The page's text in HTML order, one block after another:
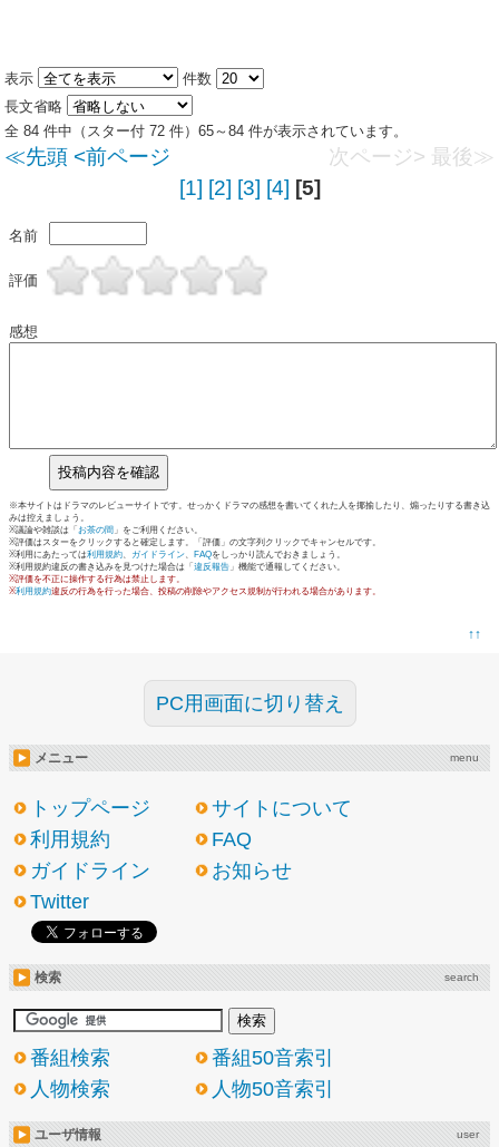
表示
件数
長文省略
全 84 件中（スター付 72 件）65～84 件が表示されています。
≪先頭 <前ページ 次ページ> 最後≫
[1] [2] [3] [4] [5]
名前
評価
感想
※本サイトはドラマのレビューサイトです。せっかくドラマの感想を書いてくれた人を揶揄したり、煽ったりする書き込
みは控えましょう。
※議論や雑談は「 お茶の間 」をご利用ください。
※評価はスターをクリックすると確定します。「評価」の文字列クリックでキャンセルです。
※利用にあたっては利用規約、 ガイドライン、 FAQをしっかり読んでおきましょう。
※利用規約違反の書き込みを見つけた場合は「 違反報告 」機能で通報してください。
※評価を不正に操作する行為は禁止します。
※利用規約違反の行為を行った場合、投稿の削除やアクセス規制が行われる場合があります。
↑↑
PC用画面に切り替え
メニュー menu
トップページ
サイトについて
利用規約
FAQ
ガイドライン
お知らせ
Twitter
検索 search
番組検索
番組50音索引
人物検索
人物50音索引
ユーザ情報 user